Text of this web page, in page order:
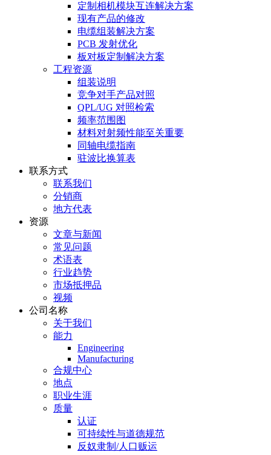
定制相机模块互连解决方案
现有产品的修改
电缆组装解决方案
PCB 发射优化
板对板定制解决方案
工程资源
组装说明
竞争对手产品对照
QPL/UG 对照检索
频率范围图
材料对射频性能至关重要
同轴电缆指南
驻波比换算表
联系方式
联系我们
分销商
地方代表
资源
文章与新闻
常见问题
术语表
行业趋势
市场抵押品
视频
公司名称
关于我们
能力
Engineering
Manufacturing
合规中心
地点
职业生涯
质量
认证
可持续性与道德规范
反奴隶制/人口贩运